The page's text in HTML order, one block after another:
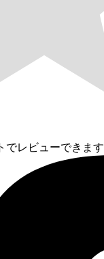
でレビューできます